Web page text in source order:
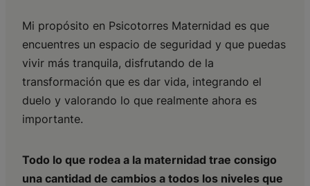
Mi propósito en Psicotorres Maternidad es que
encuentres un espacio de seguridad y que puedas
vivir más tranquila, disfrutando de la
transformación que es dar vida, integrando el
duelo y valorando lo que realmente ahora es
importante.
Todo lo que rodea a la maternidad trae consigo
una cantidad de cambios a todos los niveles que